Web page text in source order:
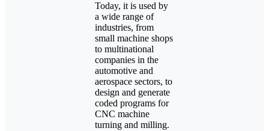
Today, it is used by
a wide range of
industries, from
small machine shops
to multinational
companies in the
automotive and
aerospace sectors, to
design and generate
coded programs for
CNC machine
turning and milling.